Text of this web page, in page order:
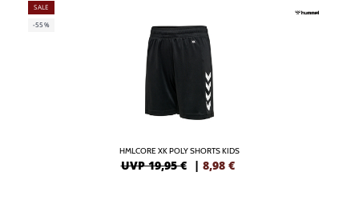
SALE
-55%
HMLCORE XK POLY SHORTS KIDS
UVP 19,95 € | 8,98 €